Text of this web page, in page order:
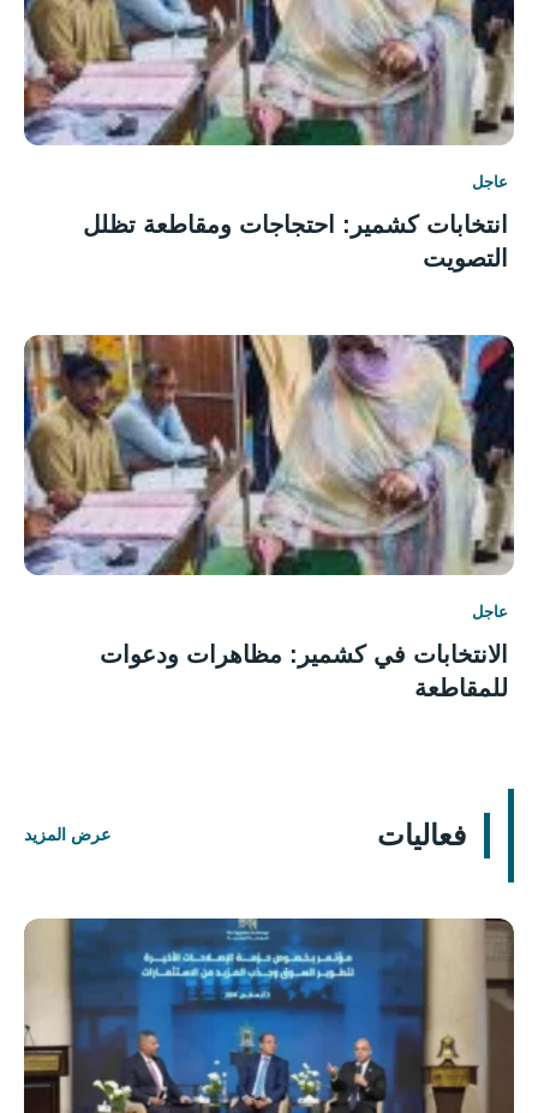
عاجل
انتخابات كشمير: احتجاجات ومقاطعة تظلل
التصويت
عاجل
الانتخابات في كشمير: مظاهرات ودعوات
للمقاطعة
فعاليات عرض المزيد